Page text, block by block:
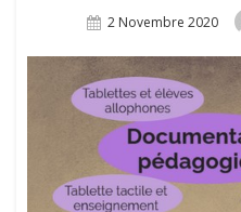
Posted
2 Novembre 2020